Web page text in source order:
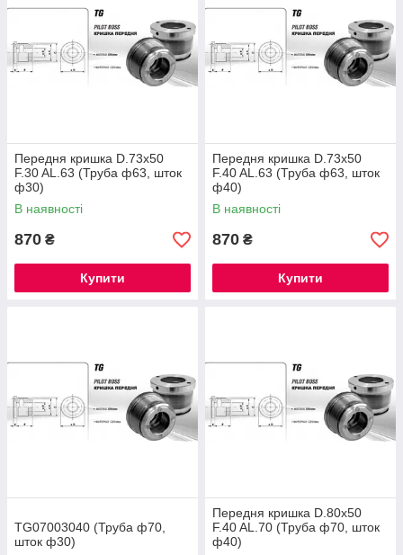
Передня кришка D.73x50
F.30 AL.63 (Труба ф63, шток
ф30)
В наявності
870 ₴
Купити
Передня кришка D.73x50
F.40 AL.63 (Труба ф63, шток
ф40)
В наявності
870 ₴
Купити
TG07003040 (Труба ф70,
шток ф30)
Передня кришка D.80x50
F.40 AL.70 (Труба ф70, шток
ф40)